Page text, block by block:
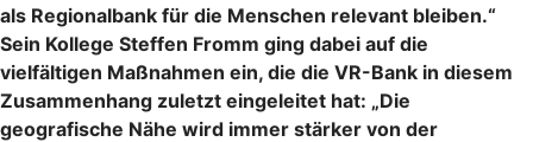
als Regionalbank für die Menschen relevant bleiben.“
Sein Kollege Steffen Fromm ging dabei auf die
vielfältigen Maßnahmen ein, die die VR-Bank in diesem
Zusammenhang zuletzt eingeleitet hat: „Die
geografische Nähe wird immer stärker von der